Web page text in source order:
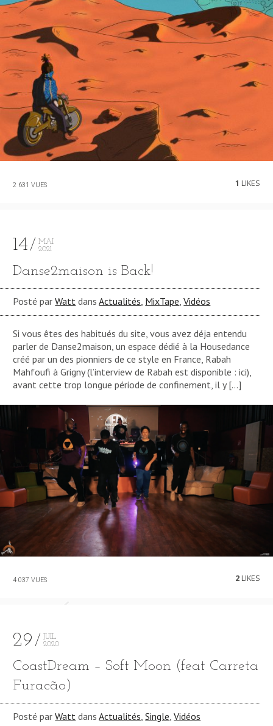
2 631 VUES 1 LIKES
14
MAI
2021
Danse2maison is Back!
Posté parWatt dansActualités, MixTape,Vidéos
Si vous êtes des habitués du site, vous avez déja entendu
parler de Danse2maison, un espace dédié à la Housedance
créé par un des pionniers de ce style en France, Rabah
Mahfoufi à Grigny (l’interview de Rabah est disponible : ici),
avant cette trop longue période de confinement, il y […]
4 037 VUES 2LIKES
29
JUIL
2020
CoastDream – Soft Moon (feat Carreta
Furacão)
Posté parWatt dansActualités ,Single ,Vidéos